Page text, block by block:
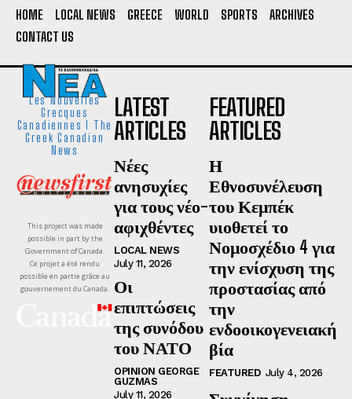
HOME LOCAL NEWS GREECE WORLD SPORTS
ARCHIVES
CONTACT US
Les Nouvelles
Grecques
Canadiennes I The
Greek Canadian
News
This project was made
possible in part by the
Government of Canada.
Ce projet a été rendu
possible en partie grâce au
gouvernement du Canada.
LATEST
ARTICLES
Νέες
ανησυχίες
για τους νέο-
αφιχθέντες
LOCAL NEWS
July 11, 2026
Οι
επιπτώσεις
της συνόδου
του ΝΑΤΟ
OPINION GEORGE
GUZMAS
July 11, 2026
FEATURED
ARTICLES
Η
Εθνοσυνέλευση
του Κεμπέκ
υιοθετεί το
Νομοσχέδιο 4 για
την ενίσχυση της
προστασίας από
την
ενδοοικογενειακή
βία
FEATURED July 4, 2026